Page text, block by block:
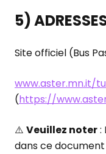
5)
Site officiel (Bus
www.aster.mn.it/
(https://
⚠️ Veuillez noter:
dans ce document